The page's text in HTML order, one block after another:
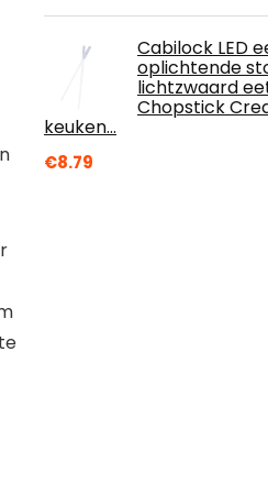
Cabilock LED
oplichtende
lichtzwaard
Chopstick
keuken…
€8.79